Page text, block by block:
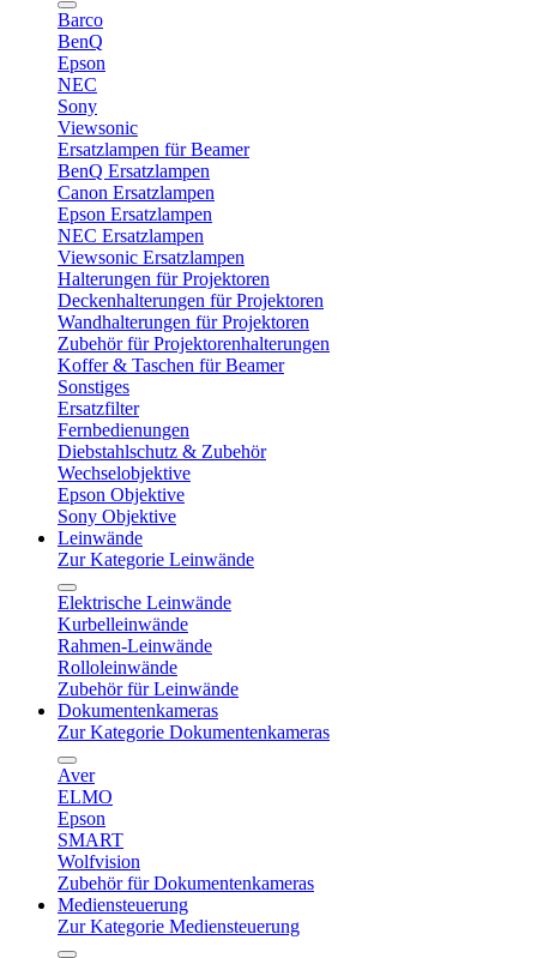
Barco
BenQ
Epson
NEC
Sony
Viewsonic
Ersatzlampen für Beamer
BenQ Ersatzlampen
Canon Ersatzlampen
Epson Ersatzlampen
NEC Ersatzlampen
Viewsonic Ersatzlampen
Halterungen für Projektoren
Deckenhalterungen für Projektoren
Wandhalterungen für Projektoren
Zubehör für Projektorenhalterungen
Koffer & Taschen für Beamer
Sonstiges
Ersatzfilter
Fernbedienungen
Diebstahlschutz & Zubehör
Wechselobjektive
Epson Objektive
Sony Objektive
Leinwände
Zur Kategorie Leinwände
Elektrische Leinwände
Kurbelleinwände
Rahmen-Leinwände
Rolloleinwände
Zubehör für Leinwände
Dokumentenkameras
Zur Kategorie Dokumentenkameras
Aver
ELMO
Epson
SMART
Wolfvision
Zubehör für Dokumentenkameras
Mediensteuerung
Zur Kategorie Mediensteuerung